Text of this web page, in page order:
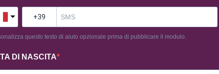
questo testo di aiuto opzionale prima di pubblicare il modulo.
DI NASCITA